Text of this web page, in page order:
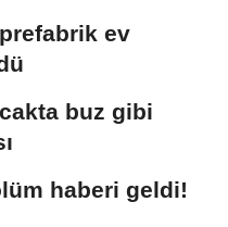
ev
buz gibi
haberi geldi!